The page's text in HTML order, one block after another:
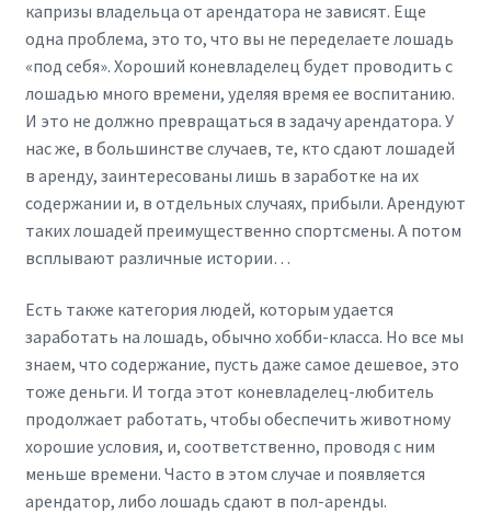
капризы владельца от арендатора не зависят. Еще
одна проблема, это то, что вы не переделаете лошадь
«под себя». Хороший коневладелец будет проводить с
лошадью много времени, уделяя время ее воспитанию.
И это не должно превращаться в задачу арендатора. У
нас же, в большинстве случаев, те, кто сдают лошадей
в аренду, заинтересованы лишь в заработке на их
содержании и, в отдельных случаях, прибыли. Арендуют
таких лошадей преимущественно спортсмены. А потом
всплывают различные истории…
Есть также категория людей, которым удается
заработать на лошадь, обычно хобби-класса. Но все мы
знаем, что содержание, пусть даже самое дешевое, это
тоже деньги. И тогда этот коневладелец-любитель
продолжает работать, чтобы обеспечить животному
хорошие условия, и, соответственно, проводя с ним
меньше времени. Часто в этом случае и появляется
арендатор, либо лошадь сдают в пол-аренды.